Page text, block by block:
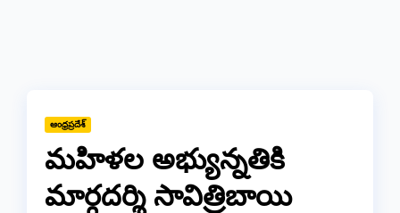
ఆంధ్రప్రదేశ్
మహిళల అభ్యున్నతికి
మార్గదర్శి సావిత్రిబాయి